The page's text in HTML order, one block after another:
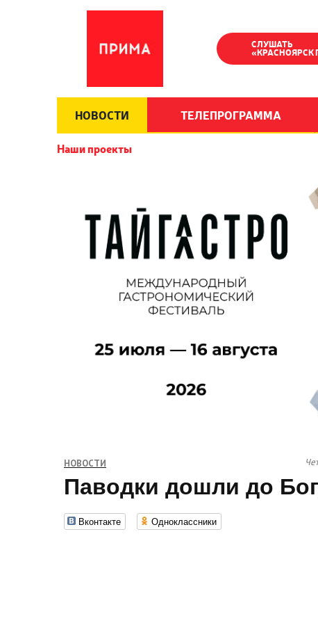
СЛУШАТЬ
«КРАСНОЯРСК
НОВОСТИ ТЕЛЕПРОГРАММА
Наши проекты
НОВОСТИ
Паводки дошли до
Вконтакте Одноклассники